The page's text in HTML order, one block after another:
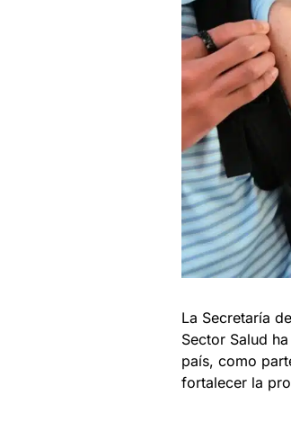
La Secretaría
Sector Salud
país, como
fortalecer la